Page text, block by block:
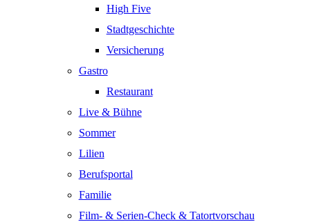
High Five
Stadtgeschichte
Versicherung
Gastro
Restaurant
Live & Bühne
Sommer
Lilien
Berufsportal
Familie
Film- & Serien-Check & Tatortvorschau